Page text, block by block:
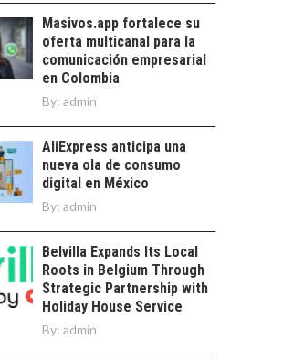
Atacama: Motor
Estratégico para el
Desarrollo Turístico…
Masivos.app fortalece su
oferta multicanal para la
comunicación empresarial
en Colombia
By: admin
AliExpress anticipa una
nueva ola de consumo
digital en México
By: admin
Belvilla Expands Its Local
Roots in Belgium Through
Strategic Partnership with
Holiday House Service
By: admin